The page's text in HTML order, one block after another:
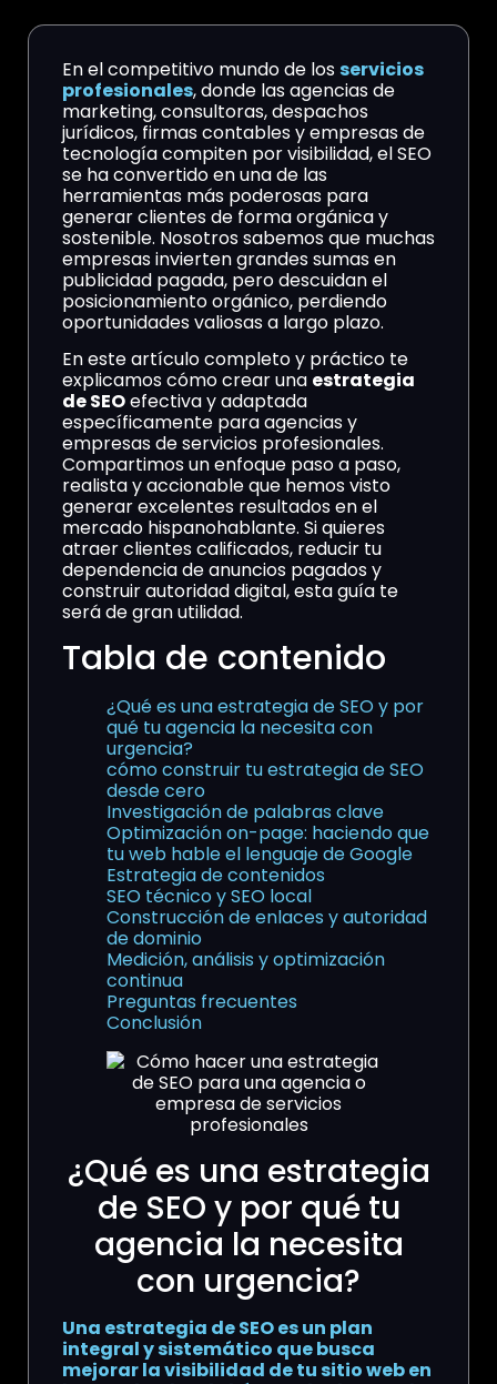
En el competitivo mundo de losservicios
profesionales, donde las agencias de
marketing, consultoras, despachos
jurídicos, firmas contables y empresas de
tecnología compiten por visibilidad, el SEO
se ha convertido en una de las
herramientas más poderosas para
generar clientes de forma orgánica y
sostenible. Nosotros sabemos que muchas
empresas invierten grandes sumas en
publicidad pagada, pero descuidan el
posicionamiento orgánico, perdiendo
oportunidades valiosas a largo plazo.
En este artículo completo y práctico te
explicamos cómo crear una estrategia
de SEOefectiva y adaptada
específicamente para agencias y
empresas de servicios profesionales.
Compartimos un enfoque paso a paso,
realista y accionable que hemos visto
generar excelentes resultados en el
mercado hispanohablante. Si quieres
atraer clientes calificados, reducir tu
dependencia de anuncios pagados y
construir autoridad digital, esta guía te
será de gran utilidad.
Tabla de contenido
¿Qué es una estrategia de SEO y por
qué tu agencia la necesita con
urgencia?
cómo construir tu estrategia de SEO
desde cero
Investigación de palabras clave
Optimización on-page: haciendo que
tu web hable el lenguaje de Google
Estrategia de contenidos
SEO técnico y SEO local
Construcción de enlaces y autoridad
de dominio
Medición, análisis y optimización
continua
Preguntas frecuentes
Conclusión
¿Qué es una estrategia
de SEO y por qué tu
agencia la necesita
con urgencia?
Una estrategia de SEO es un plan
integral y sistemático que busca
mejorar la visibilidad de tu sitio web en